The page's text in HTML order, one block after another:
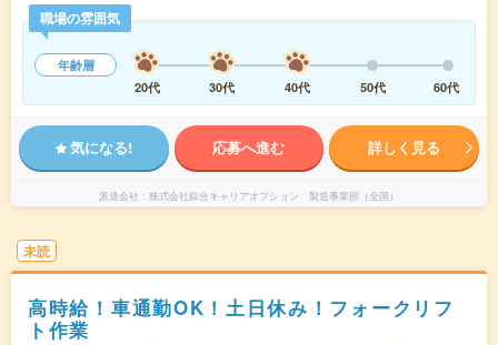
職場の雰囲気
年齢層
20代
30代 40代 50代 60代
気になる! 応募へ進む 詳しく見る
派遣会社 株式会社綜合キャリアオプション 製造事業部（全国）
未読
高時給！車通勤OK！土日休み！フォークリフ
ト作業